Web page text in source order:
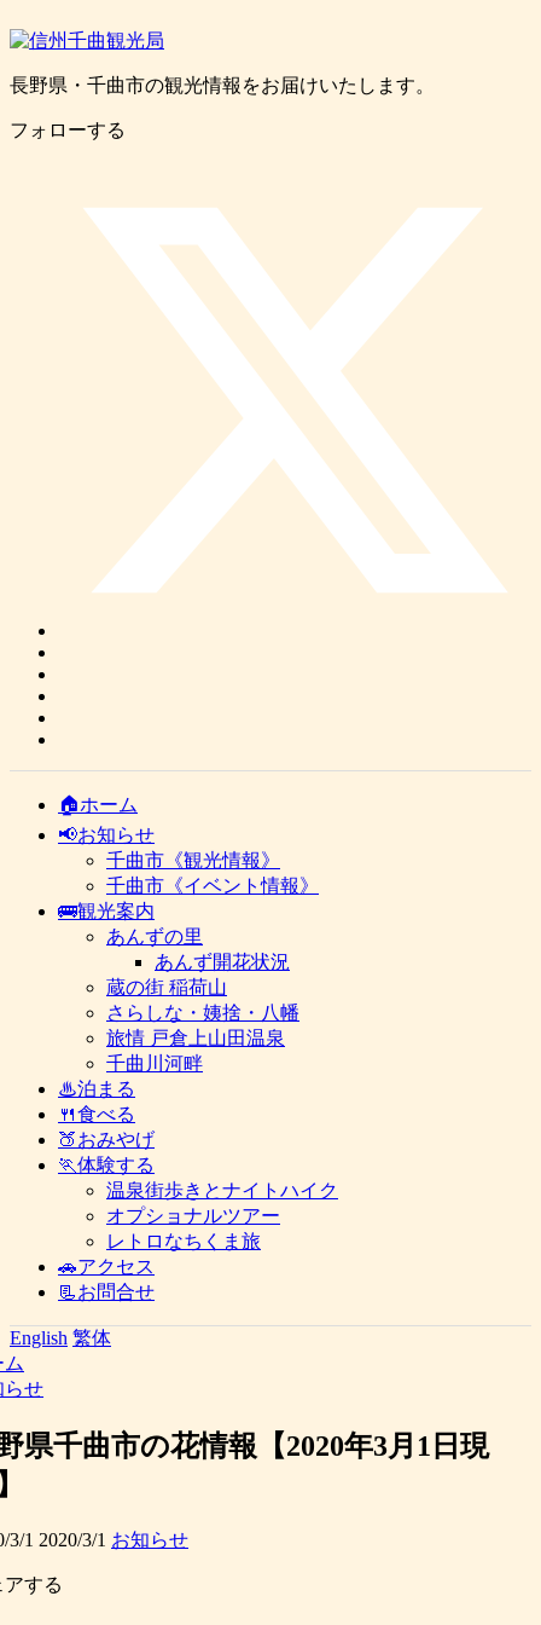
長野県・千曲市の観光情報をお届けいたします。
フォローする
🏠ホーム
📢お知らせ
千曲市《観光情報》
千曲市《イベント情報》
🚌観光案内
あんずの里
あんず開花状況
蔵の街 稲荷山
さらしな・姨捨・八幡
旅情 戸倉上山田温泉
千曲川河畔
♨泊まる
🍴食べる
🍑おみやげ
🏃体験する
温泉街歩きとナイトハイク
オプショナルツアー
レトロなちくま旅
🚗アクセス
📃お問合せ
English 繁体
らせ
県千曲市の花情報【2020年3月1日現
3/1 2020/3/1 お知らせ
アする